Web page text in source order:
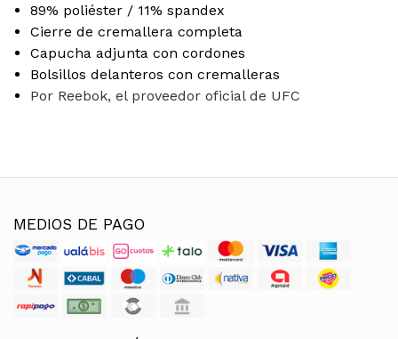
89% poliéster / 11% spandex
Cierre de cremallera completa
Capucha adjunta con cordones
Bolsillos delanteros con cremalleras
Por Reebok, el proveedor oficial de UFC
MEDIOS DE PAGO